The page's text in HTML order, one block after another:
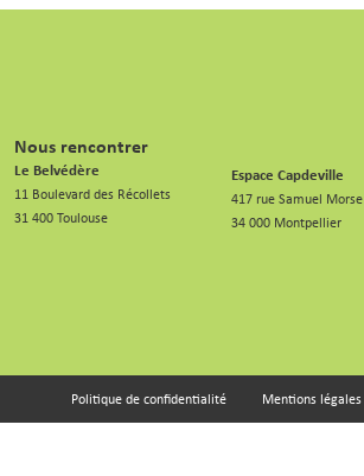
Nous rencontrer
Le Belvédère
11 Boulevard des Récollets
31 400 Toulouse
Espace Capdeville
417 rue Samuel Morse
34 000 Montpellier
Politique de confidentialité Mentions légales